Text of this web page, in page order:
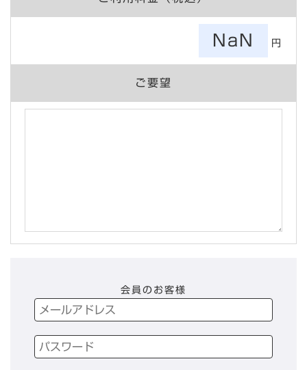
NaN 円
ご要望
会員のお客様